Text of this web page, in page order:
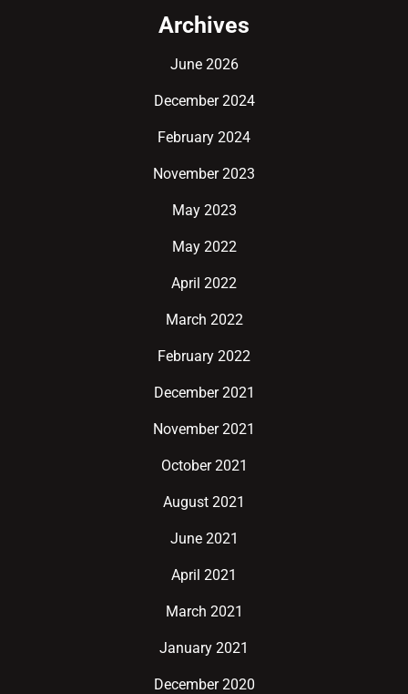
Archives
June 2026
December 2024
February 2024
November 2023
May 2023
May 2022
April 2022
March 2022
February 2022
December 2021
November 2021
October 2021
August 2021
June 2021
April 2021
March 2021
January 2021
December 2020